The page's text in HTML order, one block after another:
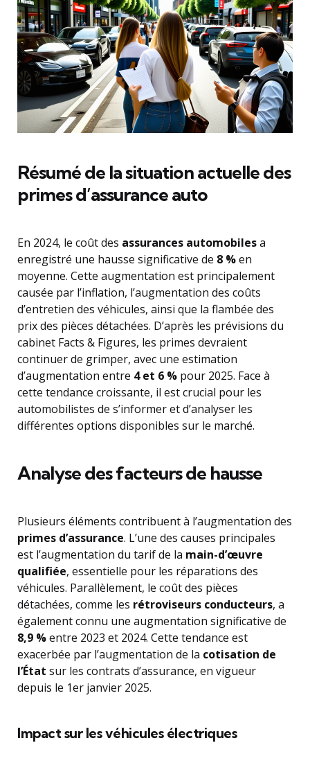
Résumé de la situation actuelle des
primes d’assurance auto
En 2024, le coût des assurances automobilesa
enregistré une hausse significative de 8 %en
moyenne. Cette augmentation est principalement
causée par l’inflation, l’augmentation des coûts
d’entretien des véhicules, ainsi que la flambée des
prix des pièces détachées. D’après les prévisions du
cabinet Facts & Figures, les primes devraient
continuer de grimper, avec une estimation
d’augmentation entre 4 et 6 % pour 2025. Face à
cette tendance croissante, il est crucial pour les
automobilistes de s’informer et d’analyser les
différentes options disponibles sur le marché.
Analyse des facteurs de hausse
Plusieurs éléments contribuent à l’augmentation des
primes d’assurance. L’une des causes principales
est l’augmentation du tarif de la main-d’œuvre
qualifiée, essentielle pour les réparations des
véhicules. Parallèlement, le coût des pièces
détachées, comme les rétroviseurs conducteurs, a
également connu une augmentation significative de
8,9 %entre 2023 et 2024. Cette tendance est
exacerbée par l’augmentation de la cotisation de
l’État sur les contrats d’assurance, en vigueur
depuis le 1er janvier 2025.
Impact sur les véhicules électriques